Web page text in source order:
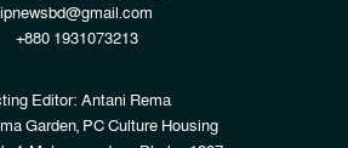
ipnewsbd@gmail.com
+880 1931073213
Editor: Antani Rema
Garden, PC Culture Housing